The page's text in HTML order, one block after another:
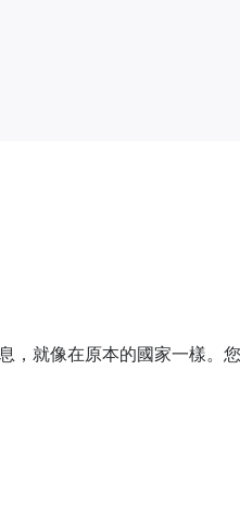
，就像在原本的國家一樣。